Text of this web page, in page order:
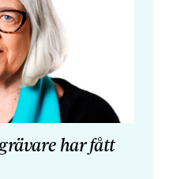
har fått